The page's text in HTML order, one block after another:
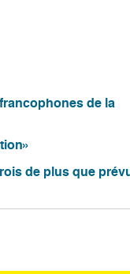
de la
de plus que